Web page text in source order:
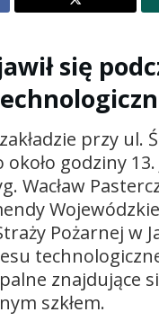
się
przy ul.
około godziny 13.
Wacław
Pożarnej w
znajdujące
szkłem.